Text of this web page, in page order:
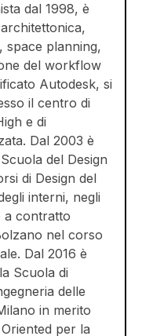
dal 1998, è
space planning,
del workflow
Autodesk, si
il centro di
e di
Dal 2003 è
del Design
di Design del
interni, negli
a contratto
nel corso
Dal 2016 è
Scuola di
delle
in merito
per la